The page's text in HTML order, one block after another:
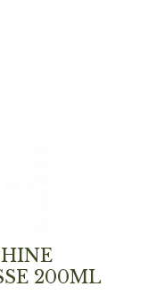
200ML